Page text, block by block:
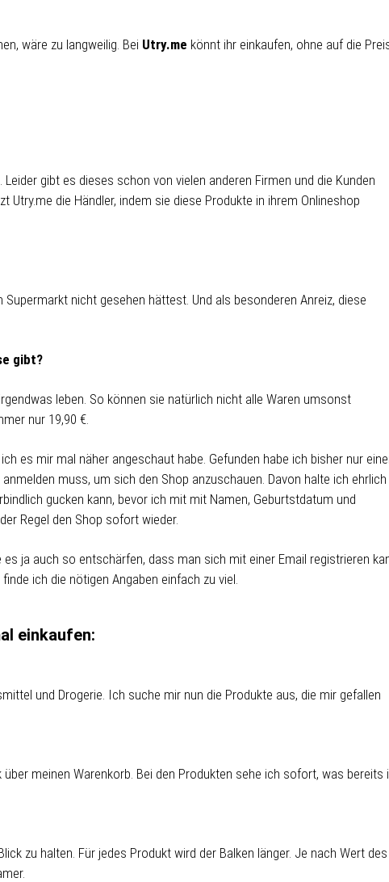
wäre zu langweilig. Bei Utry.me könnt ihr einkaufen, ohne auf die
gibt es dieses schon von vielen anderen Firmen und die Kunden
die Händler, indem sie diese Produkte in ihrem Onlineshop
nicht gesehen hättest. Und als besonderen Anreiz, diese
gibt?
leben. So können sie natürlich nicht alle Waren umsonst
nur 19,90 €.
es mir mal näher angeschaut habe. Gefunden habe ich bisher nur
muss, um sich den Shop anzuschauen. Davon halte ich ehrlich
gucken kann, bevor ich mit mit Namen, Geburtstdatum und
Regel den Shop sofort wieder.
ja auch so entschärfen, dass man sich mit einer Email registrieren
ich die nötigen Angaben einfach zu viel.
einkaufen:
und Drogerie. Ich suche mir nun die Produkte aus, die mir gefallen
meinen Warenkorb. Bei den Produkten sehe ich sofort, was bereits
zu halten. Für jedes Produkt wird der Balken länger. Je nach Wert des